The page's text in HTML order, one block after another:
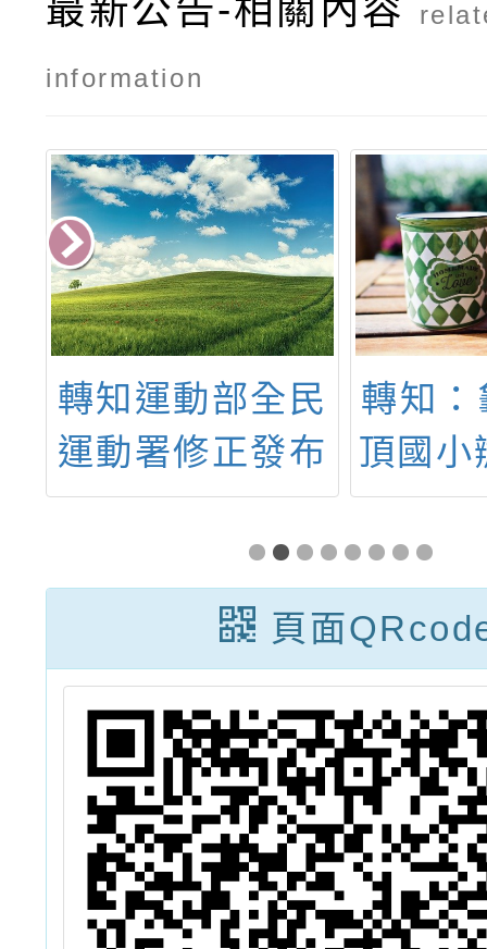
最新公告-相關內容
information
轉知運動部全民
運動署修正發布
「路跑活動參與
者安全維護及權
益保障應注意事
項」，及行政規
則修正規定各1
份
轉知
頂國小
年校
之一
《小
馬戲
期
頁面